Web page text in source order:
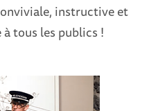
instructive et
à tous les publics !